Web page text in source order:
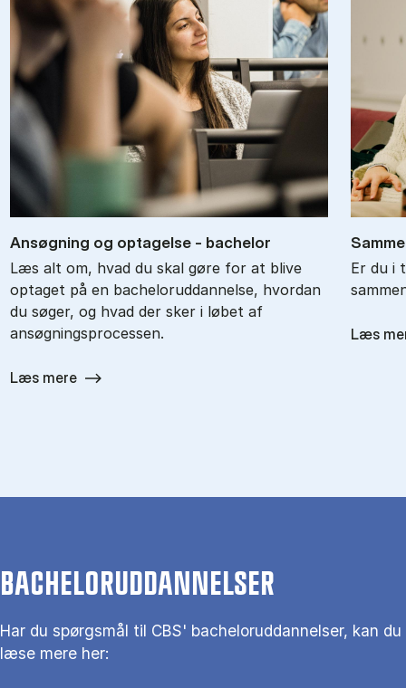
An­søg­ning og op­ta­gel­se - ba­chel­or
Læs alt om, hvad du skal gøre for at blive
optaget på en bacheloruddannelse, hvordan
du søger, og hvad der sker i løbet af
ansøgningsprocessen.
Læs mere
Er du i
Læs
BACHELORUDDANNELSER
Har du spørgsmål til CBS' bacheloruddannelser, kan du
læse mere her: